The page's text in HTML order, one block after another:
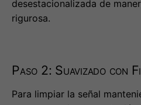
Paso 2: Suavizado con
Kalman unidimensional.
from pykalman import